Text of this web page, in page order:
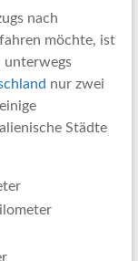
nach
möchte, ist
unterwegs
nur zwei
Städte